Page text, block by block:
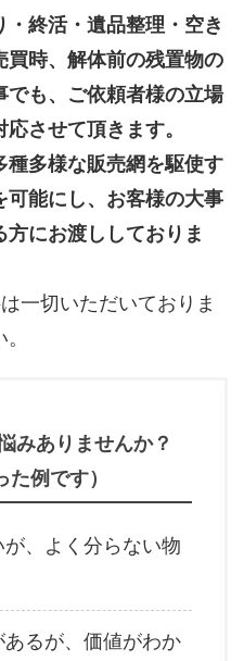
終活・遺品整理・空き
時、解体前の残置物の
も、 ご依頼者様の立場
させて頂きます。
多様な販売網を駆使す
可能にし、お客様の大事
にお渡ししておりま
一切いただいておりま
みありませんか？
た例です）
、よく分らない物
るが、価値がわか